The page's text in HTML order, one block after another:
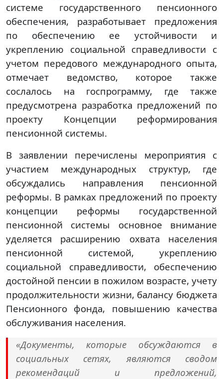
системе государственного пенсионного
обеспечения, разработывает предложения
по обеспечению ее устойчивости и
укреплению социальной справедливости с
учетом передового международного опыта,
отмечает ведомство, которое также
сослалось на госпрограмму, где также
предусмотрена разработка предложений по
проекту Концепции реформирования
пенсионной системы.
В заявлении перечислены мероприятия с
участием международных структур, где
обсуждались направления пенсионной
реформы. В рамках предложений по проекту
концепции реформы государственной
пенсионной системы основное внимание
уделяется расширению охвата населения
пенсионной системой, укреплению
социальной справедливости, обеспечению
достойной пенсии в пожилом возрасте, учету
продолжительности жизни, балансу бюджета
Пенсионного фонда, повышению качества
обслуживания населения.
«Документы, которые обсуждаются в
социальных сетях, являются сводом
рекомендаций и предложений,